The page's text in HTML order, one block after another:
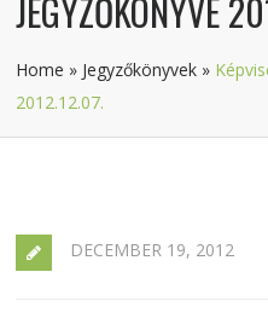
JEGYZŐKÖNYVE
Home » Jegyzőkönyvek »
2012.12.07.
DECEMBER 19, 2012